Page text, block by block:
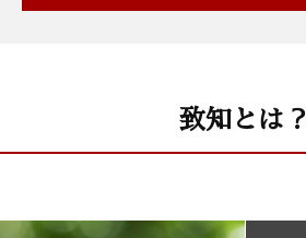
致知とは？